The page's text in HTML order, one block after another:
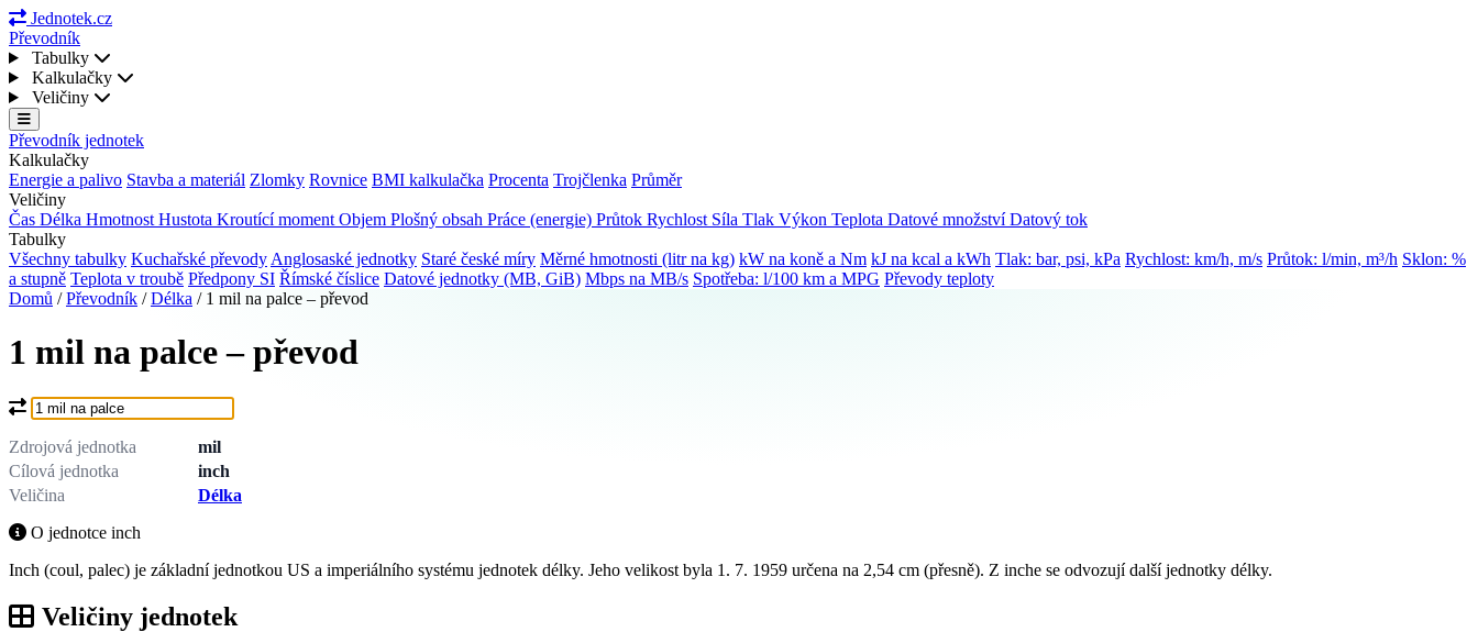
Jednotek.cz
Převodník
Tabulky
Kalkulačky
Veličiny
Převodník jednotek
Kalkulačky
Energie a palivo Stavba a materiál Zlomky Rovnice BMI kalkulačka Procenta Trojčlenka Průměr
Veličiny
Čas Délka Hmotnost Hustota Kroutící moment Objem Plošný obsah Práce (energie) Průtok Rychlost Síla Tlak Výkon Teplota Datové množstvíDatový tok
Tabulky
Všechny tabulky Kuchařské převody Anglosaské jednotky Staré české míry Měrné hmotnosti (litr na kg) kW na koně a Nm kJ na kcal a kWh Tlak: bar, psi, kPa Rychlost: km/h, m/s Průtok: l/min, m³/h Sklon: %
a stupně Teplota v troubě Předpony SI Římské číslice Datové jednotky (MB, GiB) Mbps na MB/s Spotřeba: l/100 km a MPG Převody teploty
Domů / Převodník / Délka / 1 mil na palce – převod
1 mil na palce – převod
Co chcete převést?
Zdrojová jednotka
mil
Cílová jednotka
inch
Veličina
Délka
O jednotce inch
Inch (coul, palec) je základní jednotkou US a imperiálního systému jednotek délky. Jeho velikost byla 1. 7. 1959 určena na 2,54 cm (přesně). Z inche se odvozují další jednotky délky.
Veličiny jednotek